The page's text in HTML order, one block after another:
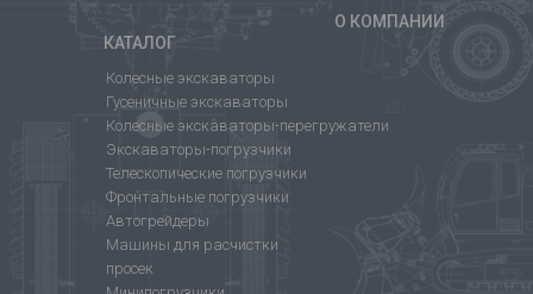
КАТАЛОГ
О КОМПАНИИ
Колесные экскаваторы
Гусеничные экскаваторы
Колесные экскаваторы-перегружатели
Экскаваторы-погрузчики
Телескопические погрузчики
Фронтальные погрузчики
Автогрейдеры
Машины для расчистки
просек